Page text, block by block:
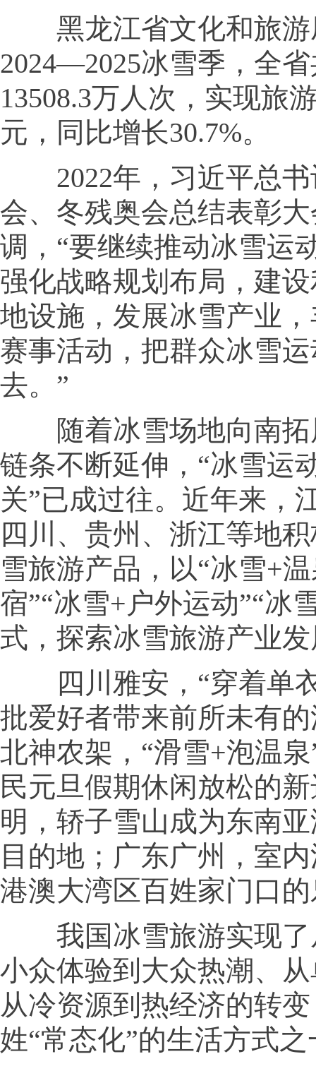
黑龙江省文化和旅游
2024—2025冰雪季，全
13508.3万人次，实现旅
元，同比增长30.7%。
2022年，习近平总书
会、冬残奥会总结表彰
调，“要继续推动冰雪运
强化战略规划布局，建
地设施，发展冰雪产业
赛事活动，把群众冰雪
去。”
随着冰雪场地向南拓
链条不断延伸，“冰雪运
关”已成过往。近年来，
四川、贵州、浙江等地
雪旅游产品，以“冰雪+
宿”“冰雪+户外运动”“冰
式，探索冰雪旅游产业
四川雅安，“穿着单
批爱好者带来前所未有
北神农架，“滑雪+泡温
民元旦假期休闲放松的
明，轿子雪山成为东南
目的地；广东广州，室
港澳大湾区百姓家门口
我国冰雪旅游实现了
小众体验到大众热潮、
从冷资源到热经济的转
姓“常态化”的生活方式之